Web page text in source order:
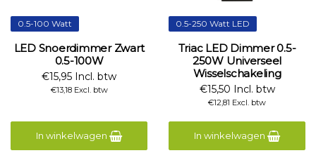
0.5-100 Watt
LED Snoerdimmer Zwart
0.5-100W
€15,95 Incl. btw
€13,18 Excl. btw
In winkelwagen
0.5-250 Watt LED
Triac LED Dimmer 0.5-
250W Universeel
Wisselschakeling
€15,50 Incl. btw
€12,81 Excl. btw
In winkelwagen